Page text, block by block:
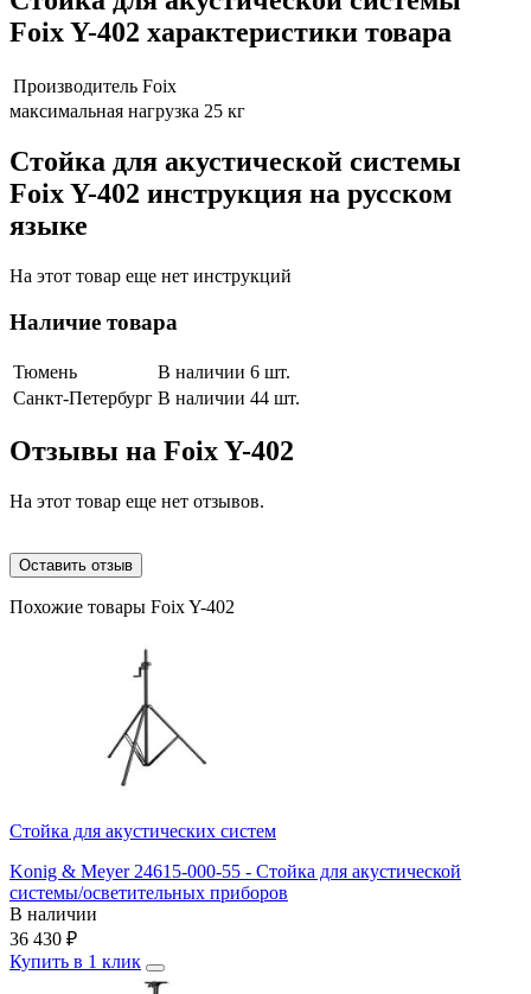
Foix Y-402 характеристики товара
Производитель Foix
максимальная нагрузка 25 кг
Стойка для акустической системы
Foix Y-402 инструкция на русском
языке
На этот товар еще нет инструкций
Наличие товара
Тюмень
В наличии 6 шт.
Санкт-Петербург В наличии 44 шт.
Отзывы на Foix Y-402
На этот товар еще нет отзывов.
Оставить отзыв
Похожие товары Foix Y-402
Стойка для акустических систем
Konig & Meyer 24615-000-55 - Стойка для акустической
системы/осветительных приборов
В наличии
36 430 ₽
Купить в 1 клик